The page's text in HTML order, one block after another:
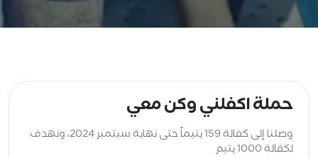
حملة اكفلني وكن معي
وصلنا إلى كفالة 159 يتيماً حتى نهاية سبتمبر 2024، ونهدف
لكفالة 1000 يتيم